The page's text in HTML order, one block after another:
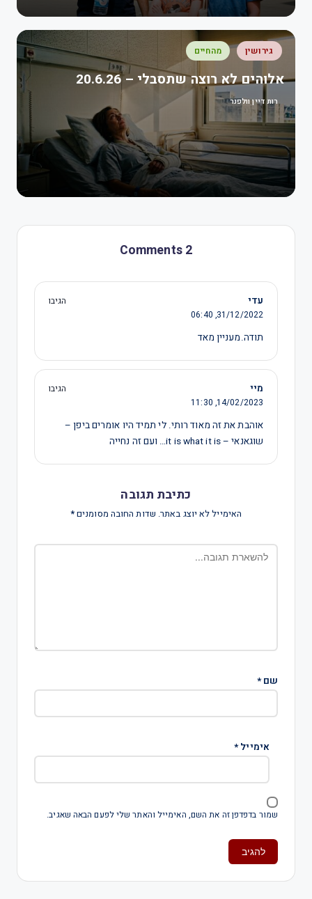
גירושין מהחיים
אלוהים לא רוצה שתסבלי – 20.6.26
רות דיין וולפנר
2 Comments
עדי
הגיבו
31/12/2022,
06:40
תודה.מעניין מאד
מיי
הגיבו
14/02/2023,
11:30
אוהבת את זה מאוד רותי. לי תמיד היו אומרים ביפן –
שוגאנאי – it is what it is… ועם זה נחייה
כתיבת תגובה
האימייל לא יוצג באתר. שדות החובה מסומנים*
שם*
אימייל*
שמור בדפדפן זה את השם, האימייל והאתר שלי לפעם הבאה שאגיב.